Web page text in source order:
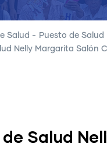
Salud - Puesto de Salud
Nelly Margarita Salón
Salud